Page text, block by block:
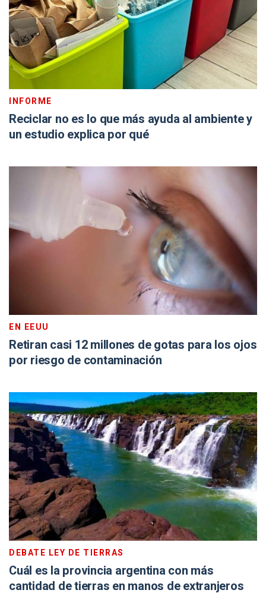
INFORME
Reciclar no es lo que más ayuda al ambiente y
un estudio explica por qué
EN EEUU
Retiran casi 12 millones de gotas para los ojos
por riesgo de contaminación
DEBATE LEY DE TIERRAS
Cuál es la provincia argentina con más
cantidad de tierras en manos de extranjeros